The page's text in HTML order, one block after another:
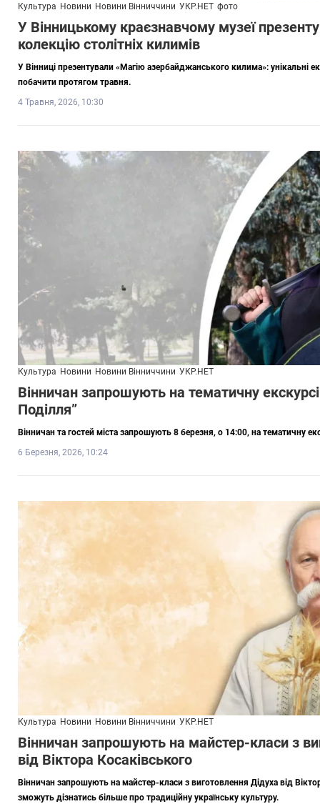
Культура Новини Новини Вінниччини УКР.НЕТ фото
У Вінницькому краєзнавчому музеї
колекцію столітніх килимів
У Вінниці презентували «Магію азербайджанського килима»: унікальні
побачити протягом травня.
4 Травня, 2026, 10:30
Культура Новини Новини Вінниччини УКР.НЕТ
Вінничан запрошують на тематичну
Поділля”
Вінничан та гостей міста запрошують 8 березня, о 14:00, на тематичну
6 Березня, 2026, 10:24
Культура Новини Новини Вінниччини УКР.НЕТ
Вінничан запрошують на майстер-класи з
від Віктора Косаківського
Вінничан запрошують на майстер-класи з виготовлення Дідуха від
зможуть дізнатись більше про традиційну українську культуру.